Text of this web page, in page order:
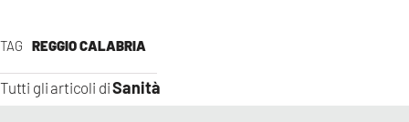
TAG REGGIO CALABRIA
Tutti gli articoli diSanità